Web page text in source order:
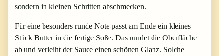
sondern in kleinen Schritten abschmecken.
Für eine besonders runde Note passt am Ende ein kleines
Stück Butter in die fertige Soße. Das rundet die Oberfläche
ab und verleiht der Sauce einen schönen Glanz. Solche